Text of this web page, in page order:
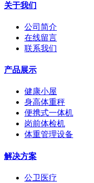
关于我们
公司简介
在线留言
联系我们
产品展示
健康小屋
身高体重秤
便携式一体机
岗前体检机
体重管理设备
解决方案
公卫医疗